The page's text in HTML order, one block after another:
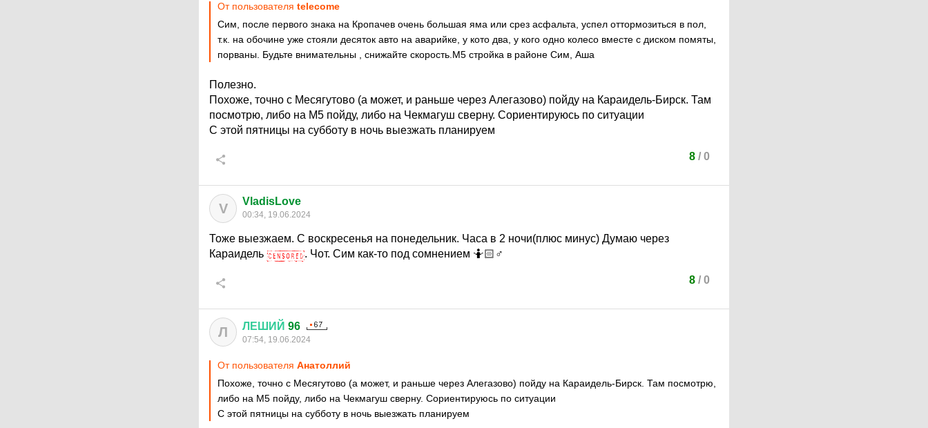
От пользователя telecome
Сим, после первого знака на Кропачев очень большая яма или срез асфальта, успел оттормозиться в пол,
т.к. на обочине уже стояли десяток авто на аварийке, у кото два, у кого одно колесо вместе с диском помяты,
порваны. Будьте внимательны , снижайте скорость.М5 стройка в районе Сим, Аша
Полезно.
Похоже, точно с Месягутово (а может, и раньше через Алегазово) пойду на Караидель-Бирск. Там
посмотрю, либо на М5 пойду, либо на Чекмагуш сверну. Сориентируюсь по ситуации
С этой пятницы на субботу в ночь выезжать планируем
8/ 0
V VladisLove
00:34, 19.06.2024
Тоже выезжаем. С воскресенья на понедельник. Часа в 2 ночи(плюс минус) Думаю через
Караидель
. Чот. Сим как-то под сомнением 🤷🏻♂
8/ 0
Л ЛЕШИЙ 96
07:54, 19.06.2024
От пользователя Анатоллий
Похоже, точно с Месягутово (а может, и раньше через Алегазово) пойду на Караидель-Бирск. Там посмотрю,
либо на М5 пойду, либо на Чекмагуш сверну. Сориентируюсь по ситуации
С этой пятницы на субботу в ночь выезжать планируем